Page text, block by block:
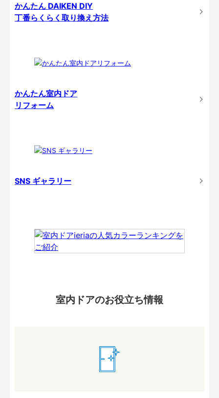
かんたん DAIKEN DIY
丁番らくらく取り換え方法
かんたん室内ドア
リフォーム
SNS ギャラリー
室内ドアのお役立ち情報